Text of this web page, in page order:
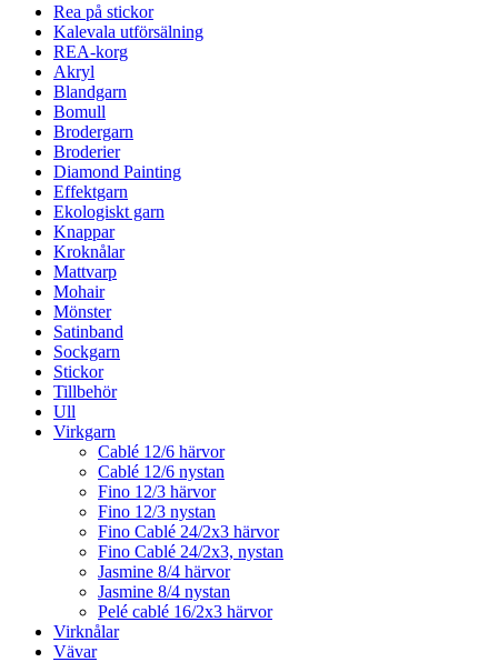
Rea på stickor
Kalevala utförsälning
REA-korg
Akryl
Blandgarn
Bomull
Brodergarn
Broderier
Diamond Painting
Effektgarn
Ekologiskt garn
Knappar
Kroknålar
Mattvarp
Mohair
Mönster
Satinband
Sockgarn
Stickor
Tillbehör
Ull
Virkgarn
Cablé 12/6 härvor
Cablé 12/6 nystan
Fino 12/3 härvor
Fino 12/3 nystan
Fino Cablé 24/2x3 härvor
Fino Cablé 24/2x3, nystan
Jasmine 8/4 härvor
Jasmine 8/4 nystan
Pelé cablé 16/2x3 härvor
Virknålar
Vävar